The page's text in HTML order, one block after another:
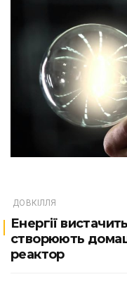
ДОВКІЛЛЯ
Енергії
створюють
реактор